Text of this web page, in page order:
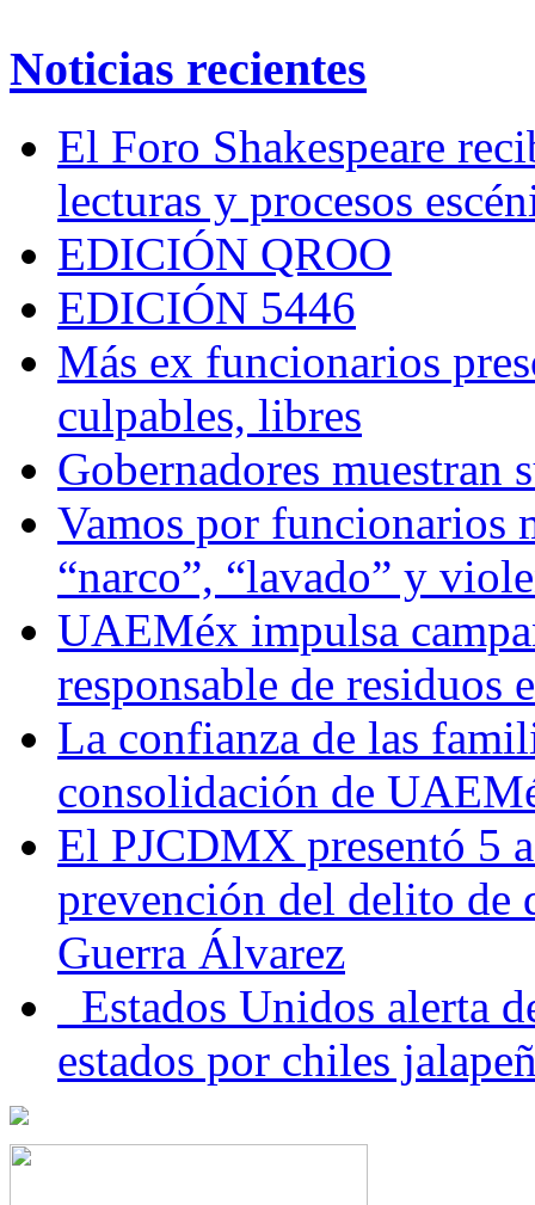
Noticias recientes
El Foro Shakespeare
lecturas y procesos
EDICIÓN QROO
EDICIÓN 5446
Más ex funcionarios
culpables, libres
Gobernadores muestran
Vamos por funcionarios
“narco”, “lavado” y
UAEMéx impulsa
responsable de residuos
La confianza de las
consolidación de
El PJCDMX presentó 5
prevención del delito de
Guerra Álvarez
Estados Unidos alerta
estados por chiles